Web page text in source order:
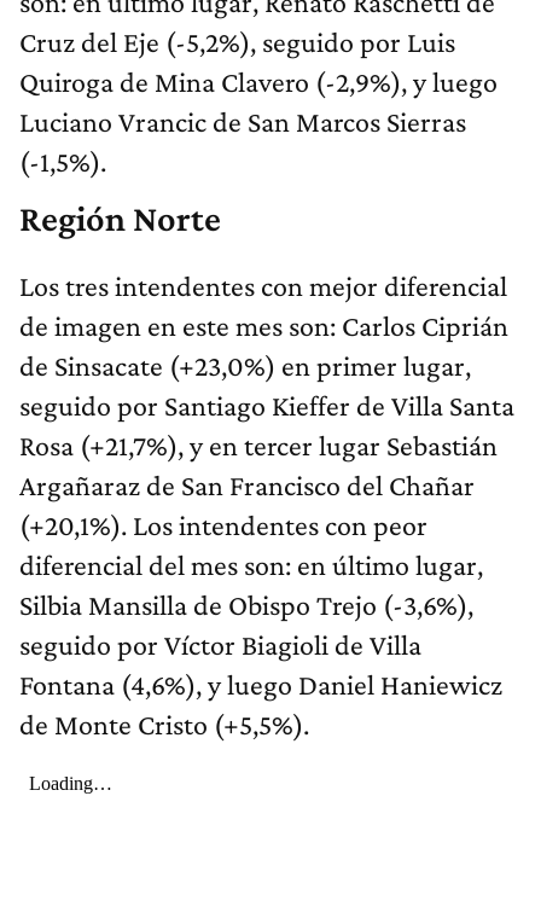
Cruz del Eje (-5,2%), seguido por Luis
Quiroga de Mina Clavero (-2,9%), y luego
Luciano Vrancic de San Marcos Sierras
(-1,5%).
Región Norte
Los tres intendentes con mejor diferencial
de imagen en este mes son: Carlos Ciprián
de Sinsacate (+23,0%) en primer lugar,
seguido por Santiago Kieffer de Villa Santa
Rosa (+21,7%), y en tercer lugar Sebastián
Argañaraz de San Francisco del Chañar
(+20,1%). Los intendentes con peor
diferencial del mes son: en último lugar,
Silbia Mansilla de Obispo Trejo (-3,6%),
seguido por Víctor Biagioli de Villa
Fontana (4,6%), y luego Daniel Haniewicz
de Monte Cristo (+5,5%).